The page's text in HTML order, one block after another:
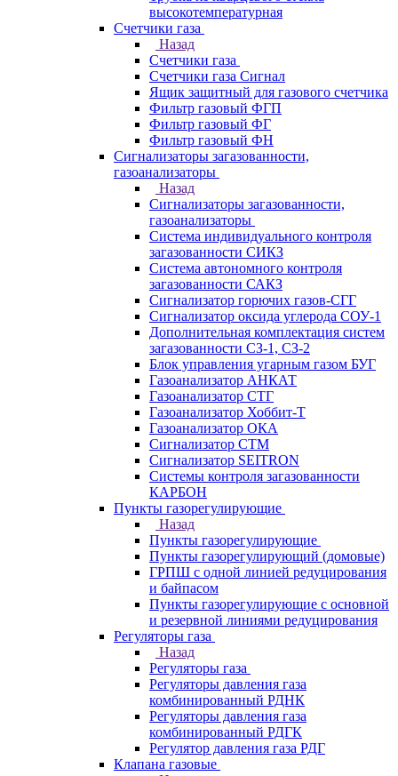
высокотемпературная
Счетчики газа
Назад
Счетчики газа
Счетчики газа Сигнал
Ящик защитный для газового счетчика
Фильтр газовый ФГП
Фильтр газовый ФГ
Фильтр газовый ФН
Сигнализаторы загазованности,
газоанализаторы
Назад
Сигнализаторы загазованности,
газоанализаторы
Система индивидуального контроля
загазованности СИКЗ
Система автономного контроля
загазованности САКЗ
Сигнализатор горючих газов-СГГ
Сигнализатор оксида углерода СОУ-1
Дополнительная комплектация систем
загазованности СЗ-1, СЗ-2
Блок управления угарным газом БУГ
Газоанализатор АНКАТ
Газоанализатор СТГ
Газоанализатор Хоббит-Т
Газоанализатор ОКА
Сигнализатор СТМ
Сигнализатор SEITRON
Системы контроля загазованности
КАРБОН
Пункты газорегулирующие
Назад
Пункты газорегулирующие
Пункты газорегулирующий (домовые)
ГРПШ с одной линией редуцирования
и байпасом
Пункты газорегулирующие с основной
и резервной линиями редуцирования
Регуляторы газа
Назад
Регуляторы газа
Регуляторы давления газа
комбинированный РДНК
Регуляторы давления газа
комбинированный РДГК
Регулятор давления газа РДГ
Клапана газовые